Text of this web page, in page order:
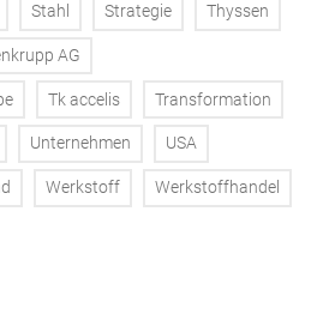
Stahl Strategie Thyssen
AG
Tk accelis Transformation
Unternehmen USA
Werkstoff Werkstoffhandel